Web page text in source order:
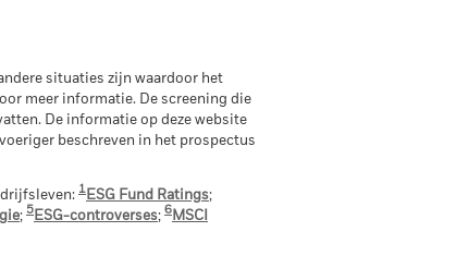
situaties zijn waardoor het
meer informatie. De screening die
De informatie op deze website
beschreven in het prospectus
1 ESG Fund Ratings;
; 5 ESG-controverses; 6 MSCI